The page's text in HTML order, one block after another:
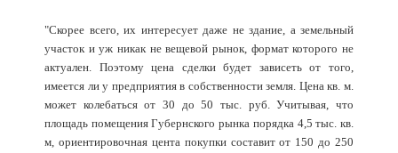
"Скорее всего, их интересует даже не здание, а земельный
участок и уж никак не вещевой рынок, формат которого не
актуален. Поэтому цена сделки будет зависеть от того,
имеется ли у предприятия в собственности земля. Цена кв. м.
может колебаться от 30 до 50 тыс. руб. Учитывая, что
площадь помещения Губернского рынка порядка 4,5 тыс. кв.
м, ориентировочная цента покупки составит от 150 до 250